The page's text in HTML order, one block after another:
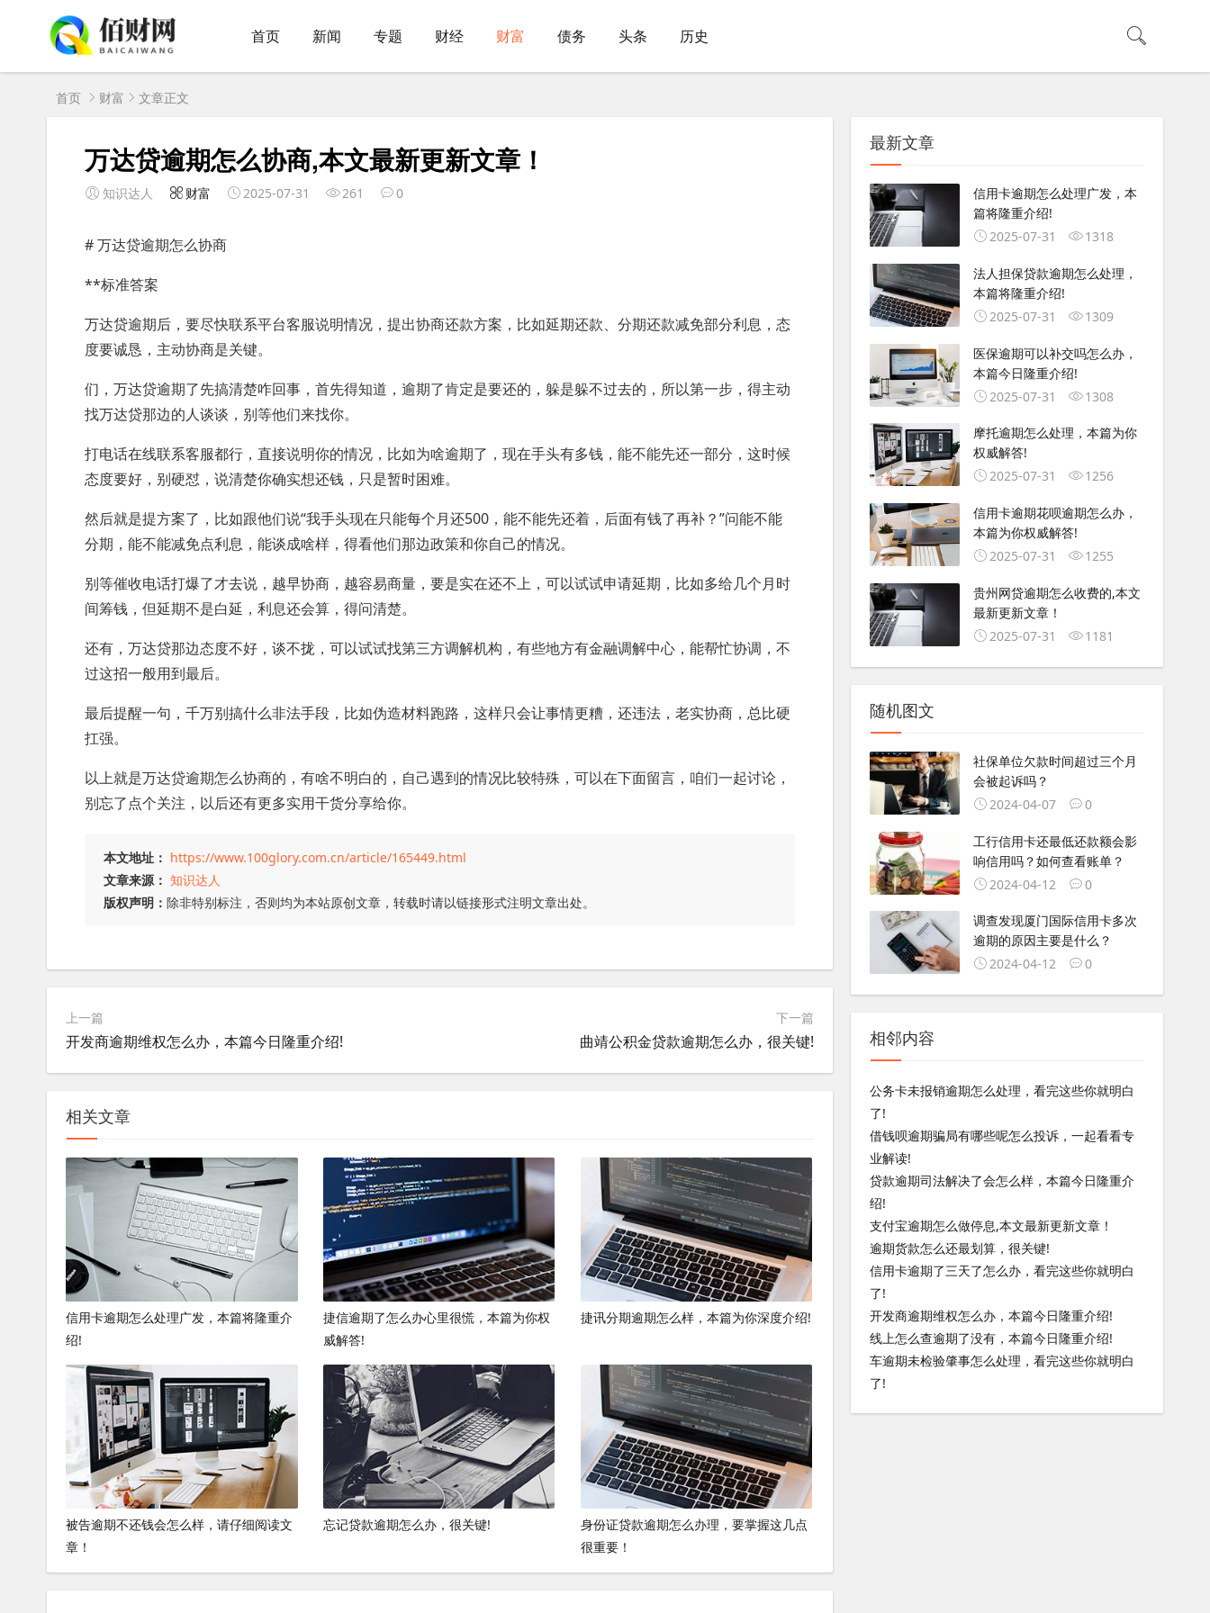
首页 新闻 专题 财经 财富 债务 头条 历史
首页 财富 文章正文
万达贷逾期怎么协商,本文最新更新文章！
知识达人 财富 2025-07-31 261 0
# 万达贷逾期怎么协商
**标准答案
万达贷逾期后，要尽快联系平台客服说明情况，提出协商还款方案，比如延期还款、分期还款减免部分利息，态
度要诚恳，主动协商是关键。
们，万达贷逾期了先搞清楚咋回事，首先得知道，逾期了肯定是要还的，躲是躲不过去的，所以第一步，得主动
找万达贷那边的人谈谈，别等他们来找你。
打电话在线联系客服都行，直接说明你的情况，比如为啥逾期了，现在手头有多钱，能不能先还一部分，这时候
态度要好，别硬怼，说清楚你确实想还钱，只是暂时困难。
然后就是提方案了，比如跟他们说“我手头现在只能每个月还500，能不能先还着，后面有钱了再补？”问能不能
分期，能不能减免点利息，能谈成啥样，得看他们那边政策和你自己的情况。
别等催收电话打爆了才去说，越早协商，越容易商量，要是实在还不上，可以试试申请延期，比如多给几个月时
间筹钱，但延期不是白延，利息还会算，得问清楚。
还有，万达贷那边态度不好，谈不拢，可以试试找第三方调解机构，有些地方有金融调解中心，能帮忙协调，不
过这招一般用到最后。
最后提醒一句，千万别搞什么非法手段，比如伪造材料跑路，这样只会让事情更糟，还违法，老实协商，总比硬
扛强。
以上就是万达贷逾期怎么协商的，有啥不明白的，自己遇到的情况比较特殊，可以在下面留言，咱们一起讨论，
别忘了点个关注，以后还有更多实用干货分享给你。
本文地址： https://www.100glory.com.cn/article/165449.html
文章来源： 知识达人
版权声明： 除非特别标注，否则均为本站原创文章，转载时请以链接形式注明文章出处。
上一篇
开发商逾期维权怎么办，本篇今日隆重介绍!
下一篇
曲靖公积金贷款逾期怎么办，很关键!
相关文章
信用卡逾期怎么处理广发，本篇将隆重介
绍!
捷信逾期了怎么办心里很慌，本篇为你权
威解答!
捷讯分期逾期怎么样，本篇为你深度介绍!
被告逾期不还钱会怎么样，请仔细阅读文
章！
忘记贷款逾期怎么办，很关键!
身份证贷款逾期怎么办理，要掌握这几点
很重要！
最新文章
信用卡逾期怎么处理广发，本
篇将隆重介绍!
2025-07-31
1318
法人担保贷款逾期怎么处理，
本篇将隆重介绍!
2025-07-31
1309
医保逾期可以补交吗怎么办，
本篇今日隆重介绍!
2025-07-31
1308
摩托逾期怎么处理，本篇为你
权威解答!
2025-07-31
1256
信用卡逾期花呗逾期怎么办，
本篇为你权威解答!
2025-07-31
1255
贵州网贷逾期怎么收费的,本文
最新更新文章！
2025-07-31
1181
随机图文
社保单位欠款时间超过三个月
会被起诉吗？
2024-04-07
0
工行信用卡还最低还款额会影
响信用吗？如何查看账单？
2024-04-12
0
调查发现厦门国际信用卡多次
逾期的原因主要是什么？
2024-04-12
0
相邻内容
公务卡未报销逾期怎么处理，看完这些你就明白
了!
借钱呗逾期骗局有哪些呢怎么投诉，一起看看专
业解读!
贷款逾期司法解决了会怎么样，本篇今日隆重介
绍!
支付宝逾期怎么做停息,本文最新更新文章！
逾期货款怎么还最划算，很关键!
信用卡逾期了三天了怎么办，看完这些你就明白
了!
开发商逾期维权怎么办，本篇今日隆重介绍!
线上怎么查逾期了没有，本篇今日隆重介绍!
车逾期未检验肇事怎么处理，看完这些你就明白
了!